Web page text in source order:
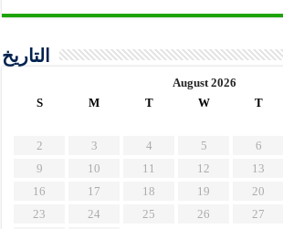
التاريخ
August 2026
S
M T W T
2
3 4 5 6
9
10 11 12 13
16
17 18 19 20
23
24 25 26 27